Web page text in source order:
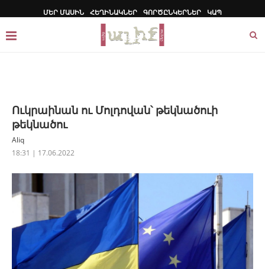
ՄԵՐ ՄԱՍԻՆ ՀԵՂԻՆԱԿՆԵՐ ԳՈՐԾԸՆԿԵՐՆԵՐ ԿԱՊ
Ուկրաինան ու Մոլդովան՝ թեկնածուի
թեկնածու
Aliq
18:31 | 17.06.2022